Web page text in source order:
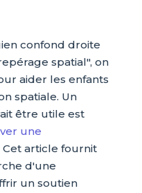
confond droite
spatial", on
aider les enfants
spatiale. Un
être utile est
une
Cet article fournit
d'une
un soutien